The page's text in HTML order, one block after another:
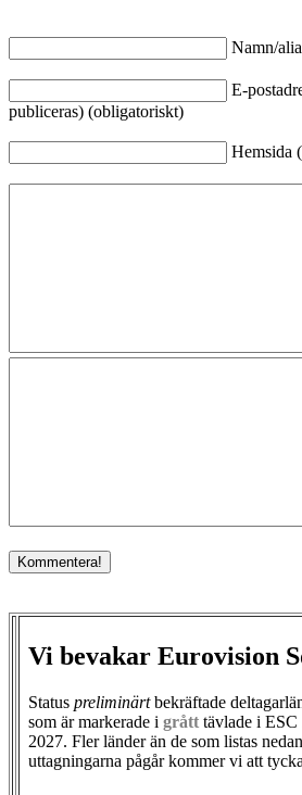
Namn/
E-
publiceras) (obligatoriskt)
Hemsida
Vi bevakar Eurovision
Status preliminärtbekräftade
som är markerade i grått tävlade i ESC
2027. Fler länder än de som listas nedan
uttagningarna pågår kommer vi att